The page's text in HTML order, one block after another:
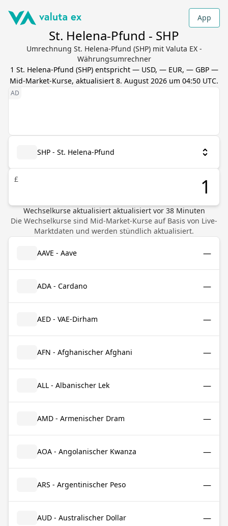
App
St. Helena-Pfund - SHP
Umrechnung St. Helena-Pfund (SHP) mit Valuta EX -
Währungsumrechner
1 St. Helena-Pfund (SHP) entspricht — USD, — EUR, — GBP—
Mid-Market-Kurse, aktualisiert 8. August 2026 um 04:50 UTC.
SHP - St. Helena-Pfund
£
Wechselkurse aktualisiert aktualisiert vor 38Minuten
Die Wechselkurse sind Mid-Market-Kurse auf Basis von Live-
Marktdaten und werden stündlich aktualisiert.
AAVE - Aave —
ADA - Cardano —
AED - VAE-Dirham —
AFN - Afghanischer Afghani —
ALL - Albanischer Lek —
AMD - Armenischer Dram —
AOA - Angolanischer Kwanza —
ARS - Argentinischer Peso —
AUD - Australischer Dollar —